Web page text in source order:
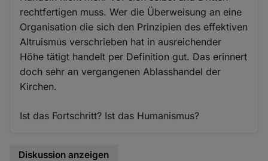
rechtfertigen muss. Wer die Überweisung an eine
Organisation die sich den Prinzipien des effektiven
Altruismus verschrieben hat in ausreichender
Höhe tätigt handelt per Definition gut. Das erinnert
doch sehr an vergangenen Ablasshandel der
Kirchen.
Ist das Fortschritt? Ist das Humanismus?
Diskussion anzeigen